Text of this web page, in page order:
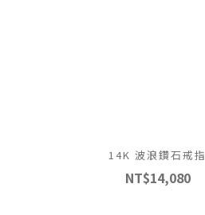
14K 波浪鑽石戒指
NT$14,080